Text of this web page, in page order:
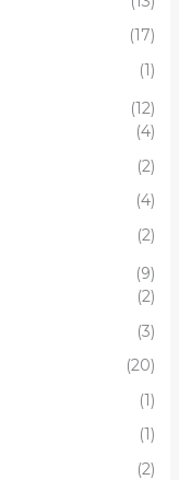
(17)
(1)
(12)
(4)
(2)
(4)
(2)
(9)
(2)
(3)
(20)
(1)
(1)
(2)